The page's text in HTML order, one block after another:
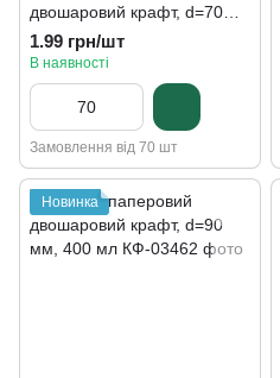
двошаровий крафт, d=70
мм, 180 мл євро
1.99 грн/шт
В наявності
Замовлення від 70 шт
Новинка